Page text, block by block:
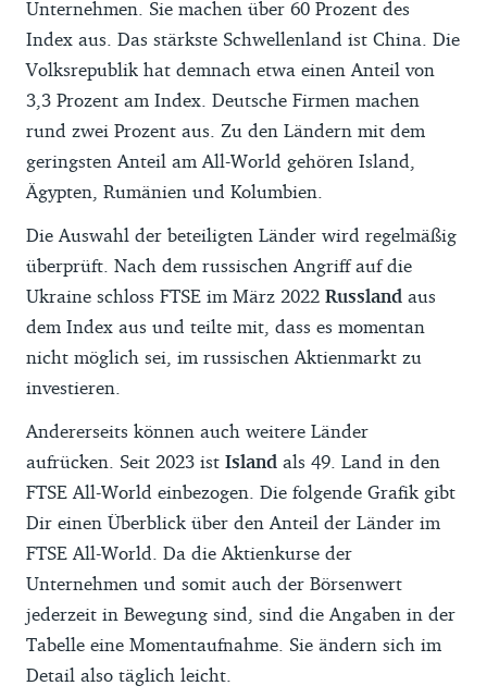
Unternehmen. Sie machen über 60 Prozent des
Index aus. Das stärkste Schwellenland ist China. Die
Volksrepublik hat demnach etwa einen Anteil von
3,3 Prozent am Index. Deutsche Firmen machen
rund zwei Prozent aus. Zu den Ländern mit dem
geringsten Anteil am All-World gehören Island,
Ägypten, Rumänien und Kolumbien.
Die Auswahl der beteiligten Länder wird regelmäßig
überprüft. Nach dem russischen Angriff auf die
Ukraine schloss FTSE im März 2022 Russland aus
dem Index aus und teilte mit, dass es momentan
nicht möglich sei, im russischen Aktienmarkt zu
investieren.
Andererseits können auch weitere Länder
aufrücken. Seit 2023 ist Island als 49. Land in den
FTSE All-World einbezogen. Die folgende Grafik gibt
Dir einen Überblick über den Anteil der Länder im
FTSE All-World. Da die Aktienkurse der
Unternehmen und somit auch der Börsenwert
jederzeit in Bewegung sind, sind die Angaben in der
Tabelle eine Momentaufnahme. Sie ändern sich im
Detail also täglich leicht.